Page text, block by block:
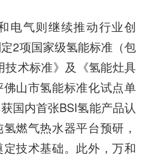
电气则继续推动行业创
2项国家级氢能标准（包
术标准》及《氢能灶具
山市氢能标准化试点单
国内首张BSI氢能产品认
燃气热水器平台预研，
技术基础。此外，万和